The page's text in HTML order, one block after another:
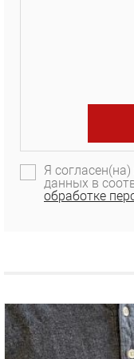
Я
данных в
обработке